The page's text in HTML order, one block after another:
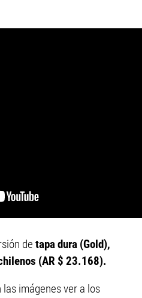
de tapa dura (Gold),
(AR $ 23.168).
imágenes ver a los